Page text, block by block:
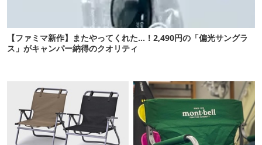
【ファミマ新作】またやってくれた…！2,490円の「偏光サングラ
ス」がキャンパー納得のクオリティ